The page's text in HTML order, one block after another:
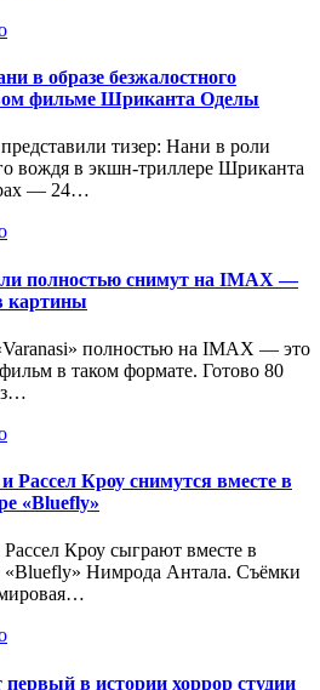
в образе безжалостного
фильме Шриканта Оделы
вождя в экшн-триллере Шриканта
— 24…
полностью снимут на IMAX —
картины
в таком формате. Готово 80
Кроу снимутся вместе в
«Bluefly»
«Bluefly» Нимрода Антала. Съёмки
в истории хоррор студии